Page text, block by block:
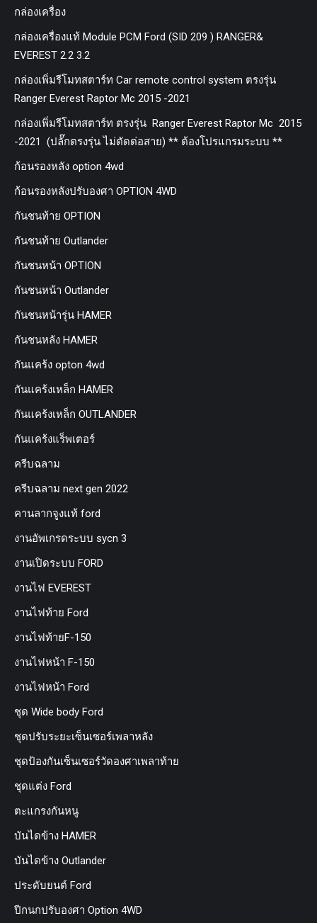
กล่องเครื่อง
กล่องเครื่องแท้ Module PCM Ford (SID 209 ) RANGER&
EVEREST 2.2 3.2
กล่องเพิ่มรีโมทสตาร์ท Car remote control system ตรงรุ่น
Ranger Everest Raptor Mc 2015 -2021
กล่องเพิ่มรีโมทสตาร์ท ตรงรุ่น Ranger Everest Raptor Mc 2015
-2021 (ปลั๊กตรงรุ่น ไม่ตัดต่อสาย) ** ต้องโปรแกรมระบบ **
ก้อนรองหลัง option 4wd
ก้อนรองหลังปรับองศา OPTION 4WD
กันชนท้าย OPTION
กันชนท้าย Outlander
กันชนหน้า OPTION
กันชนหน้า Outlander
กันชนหน้ารุ่น HAMER
กันชนหลัง HAMER
กันแคร้ง opton 4wd
กันแคร้งเหล็ก HAMER
กันแคร้งเหล็ก OUTLANDER
กันแคร้งแร็พเตอร์
ครีบฉลาม
ครีบฉลาม next gen 2022
คานลากจูงแท้ ford
งานอัพเกรดระบบ sycn 3
งานเปิดระบบ FORD
งานไฟ EVEREST
งานไฟท้าย Ford
งานไฟท้ายF-150
งานไฟหน้า F-150
งานไฟหน้า Ford
ชุด Wide body Ford
ชุดปรับระยะเซ็นเซอร์เพลาหลัง
ชุดป้องกันเซ็นเซอร์วัดองศาเพลาท้าย
ชุดแต่ง Ford
ตะแกรงกันหนู
บันไดข้าง HAMER
บันไดข้าง Outlander
ประดับยนต์ Ford
ปีกนกปรับองศา Option 4WD